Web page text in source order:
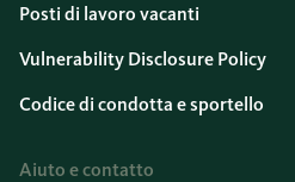
Posti di lavoro vacanti
Vulnerability Disclosure Policy
Codice di condotta e sportello
Aiuto e contatto